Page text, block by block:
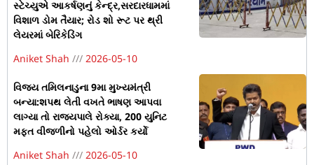
સ્ટેચ્યુએ આકર્ષણનું કેન્દ્ર,સરદારધામમાં
વિશાળ ડોમ તૈયાર; રોડ શો રૂટ પર થ્રી
લેયરમાં બેરિકેડિંગ
Aniket Shah
2026-05-10
વિજય તમિલનાડુના 9મા મુખ્યમંત્રી
બન્યા:શપથ લેતી વખતે ભાષણ આપવા
લાગ્યા તો રાજ્યપાલે રોક્યા, 200 યુનિટ
મફત વીજળીનો પહેલો ઓર્ડર કર્યો
Aniket Shah
2026-05-10